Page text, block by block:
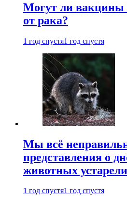
Могут ли вакцины
от рака?
1 год спустя1 год спустя
Мы всё
представления о
животных устарели
1 год спустя1 год спустя